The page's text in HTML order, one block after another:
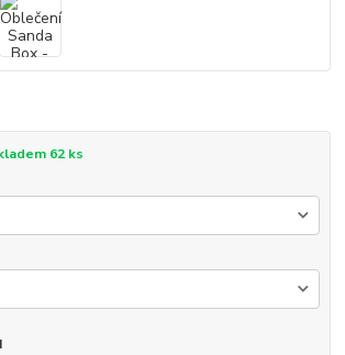
62 ks